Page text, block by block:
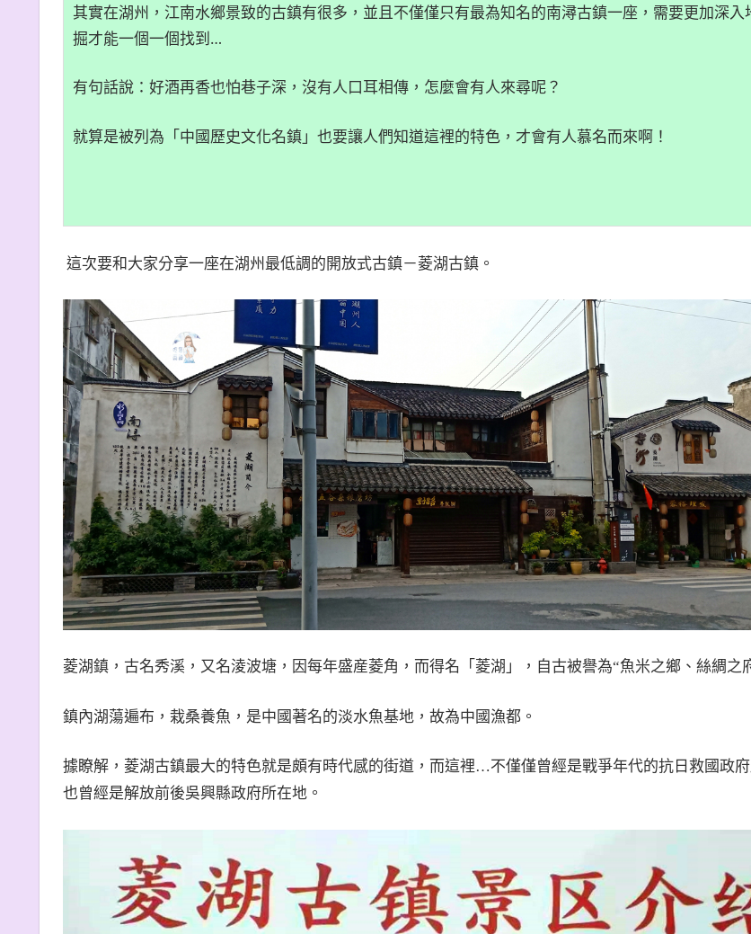
其實在湖州，江南水鄉景致的古鎮有很多，並且不僅僅只有最為知名的南潯古鎮一座，需要更加深入
掘才能一個一個找到…
有句話說：好酒再香也怕巷子深，沒有人口耳相傳，怎麼會有人來尋呢？
就算是被列為「中國歷史文化名鎮」也要讓人們知道這裡的特色，才會有人慕名而來啊！
這次要和大家分享一座在湖州最低調的開放式古鎮－菱湖古鎮。
菱湖鎮，古名秀溪，又名淩波塘，因每年盛産菱角，而得名「菱湖」，自古被譽為“魚米之鄉、絲綢之
鎮內湖蕩遍布，栽桑養魚，是中國著名的淡水魚基地，故為中國漁都。
據瞭解，菱湖古鎮最大的特色就是頗有時代感的街道，而這裡…不僅僅曾經是戰爭年代的抗日救國政府
也曾經是解放前後吳興縣政府所在地。